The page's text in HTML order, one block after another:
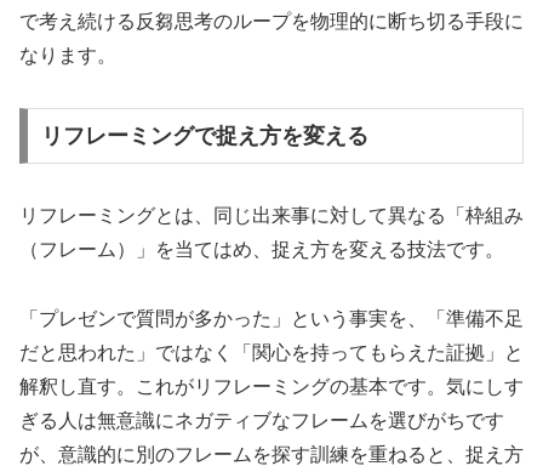
で考え続ける反芻思考のループを物理的に断ち切る手段に
なります。
リフレーミングで捉え方を変える
リフレーミングとは、同じ出来事に対して異なる「枠組み
（フレーム）」を当てはめ、捉え方を変える技法です。
「プレゼンで質問が多かった」という事実を、「準備不足
だと思われた」ではなく「関心を持ってもらえた証拠」と
解釈し直す。これがリフレーミングの基本です。気にしす
ぎる人は無意識にネガティブなフレームを選びがちです
が、意識的に別のフレームを探す訓練を重ねると、捉え方